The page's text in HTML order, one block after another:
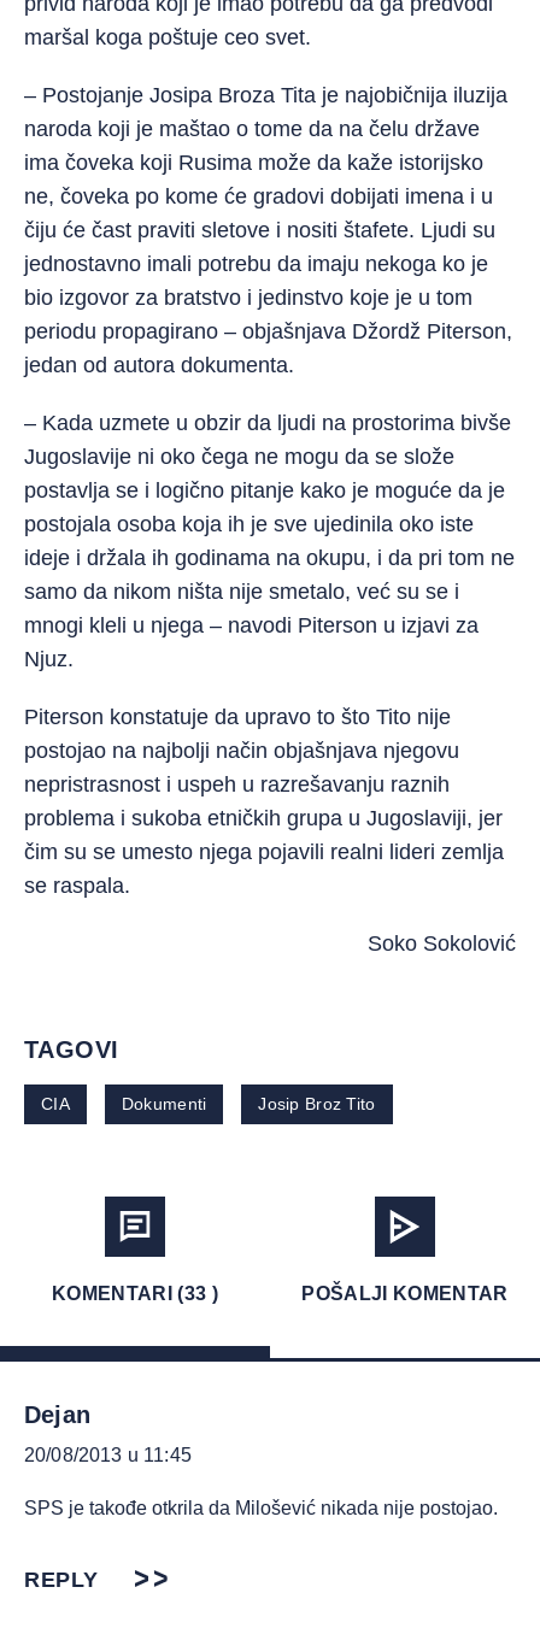
maršal koga poštuje ceo svet.
– Postojanje Josipa Broza Tita je najobičnija iluzija
naroda koji je maštao o tome da na čelu države
ima čoveka koji Rusima može da kaže istorijsko
ne, čoveka po kome će gradovi dobijati imena i u
čiju će čast praviti sletove i nositi štafete. Ljudi su
jednostavno imali potrebu da imaju nekoga ko je
bio izgovor za bratstvo i jedinstvo koje je u tom
periodu propagirano – objašnjava Džordž Piterson,
jedan od autora dokumenta.
– Kada uzmete u obzir da ljudi na prostorima bivše
Jugoslavije ni oko čega ne mogu da se slože
postavlja se i logično pitanje kako je moguće da je
postojala osoba koja ih je sve ujedinila oko iste
ideje i držala ih godinama na okupu, i da pri tom ne
samo da nikom ništa nije smetalo, već su se i
mnogi kleli u njega – navodi Piterson u izjavi za
Njuz.
Piterson konstatuje da upravo to što Tito nije
postojao na najbolji način objašnjava njegovu
nepristrasnost i uspeh u razrešavanju raznih
problema i sukoba etničkih grupa u Jugoslaviji, jer
čim su se umesto njega pojavili realni lideri zemlja
se raspala.
Soko Sokolović
TAGOVI
CIA Dokumenti Josip Broz Tito
KOMENTARI (33 ) POŠALJI KOMENTAR
Dejan
20/08/2013 u 11:45
SPS je takođe otkrila da Milošević nikada nije postojao.
REPLY